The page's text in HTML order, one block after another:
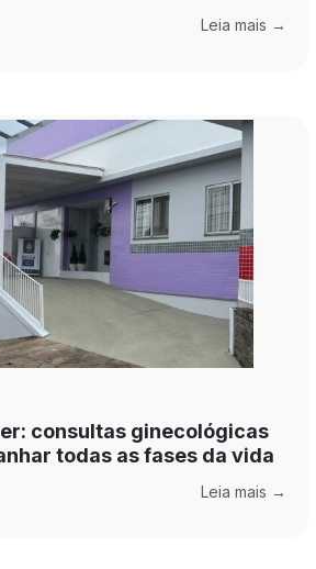
Leia mais →
consultas ginecológicas
todas as fases da vida
Leia mais →